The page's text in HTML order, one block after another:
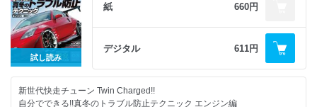
GT SUPERCHARGER MAX POWER!!
新世代快走チューン
Twin Charged!!
OSAKA AUTOMESSE 2014
FUKUOKA CUSTOMCAR SHOW 2014
試し読み
紙 660円
デジタル 611円
新世代快走チューン Twin Charged!!
自分でできる!!真冬のトラブル防止テクニック エンジン編